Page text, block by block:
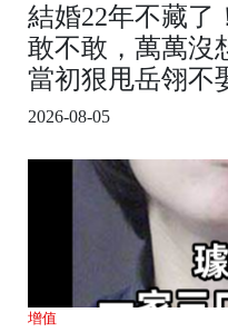
結婚22年不藏了
敢不敢，萬萬沒
當初狠甩岳翎不
2026-08-05
增值